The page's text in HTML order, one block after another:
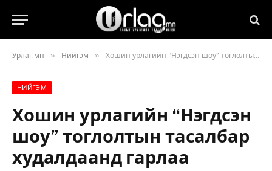
Урлаг.мн » Нийгэм » Хошин урлагийн “Нэгдсэн шоу” тоглолтын тасалбар худалдаанд гарлаа
НИЙГЭМ
Хошин урлагийн “Нэгдсэн
шоу” тоглолтын тасалбар
худалдаанд гарлаа